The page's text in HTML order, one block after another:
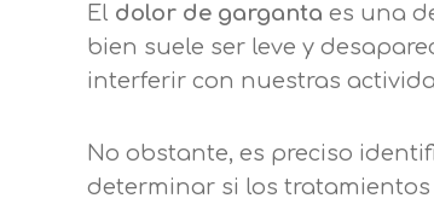
El dolor de garganta es una
bien suele ser leve y
interferir con nuestras
No obstante, es preciso
determinar si los